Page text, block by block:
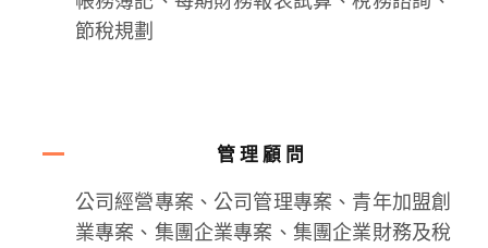
節稅規劃
管理顧問
公司經營專案、公司管理專案、青年加盟創
業專案、集團企業專案、集團企業財務及稅